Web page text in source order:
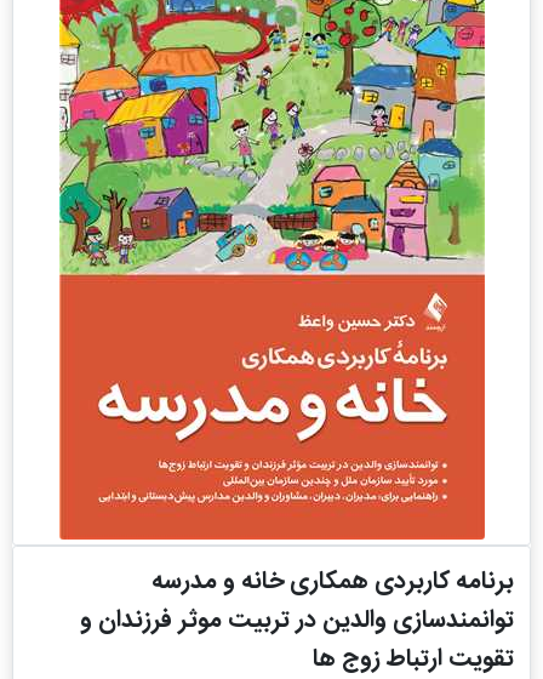
برنامه کاربردی همکاری خانه و مدرسه
توانمندسازی والدین در تربیت موثر فرزندان و
تقویت ارتباط زوج ‌ها